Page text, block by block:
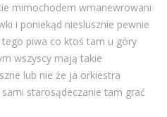
mimochodem wmanewrowani
i poniekąd nieslusznie pewnie
tego piwa co ktoś tam u góry
wszyscy mają takie
lub nie że ja orkiestra
starosądeczanie tam grać